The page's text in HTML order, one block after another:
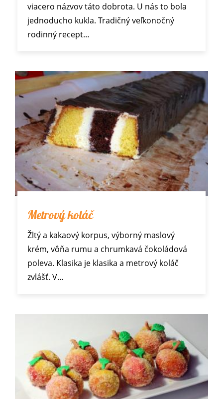
viacero názvov táto dobrota. U nás to bola
jednoducho kukla. Tradičný veľkonočný
rodinný recept…
Metrový koláč
Žltý a kakaový korpus, výborný maslový
krém, vôňa rumu a chrumkavá čokoládová
poleva. Klasika je klasika a metrový koláč
zvlášť. V…